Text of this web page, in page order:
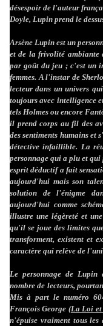
désespoir de l'auteur
Doyle, Lupin prend le
Arsène Lupin est un
et de la frivolité ambiante
par goût du jeu ; c'est un
femmes. A l'instar de
lecteur dans un univers
toujours avec intelligence
tels Holmes ou encore
il prend corps au fil des
des sentiments humains et
détective infaillible. La
personnage qui a plu et
esprit déductif a fait
aujourd'hui mais son
solution de l'énigme
aujourd'hui comme
illustre une légèreté et
qu'il se joue des limites
transforment, existent et
caractère qui relève de
Le personnage de Lupin
nombre de lecteurs,
Mis à part le numéro
François George (La Loi et
n'épuise vraiment tous les